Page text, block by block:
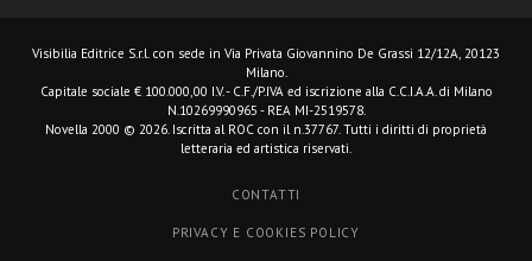
Visibilia Editrice S.r.l. con sede in Via Privata Giovannino De Grassi 12/12A, 20123
Milano.
Capitale sociale € 100.000,00 I.V. - C.F./P.IVA ed iscrizione alla C.C.I.A.A. di Milano
N.10269990965 - REA MI-2519578.
Novella 2000 © 2026. Iscritta al ROC con il n.37767. Tutti i diritti di proprietà
letteraria ed artistica riservati.
CONTATTI
PRIVACY E COOKIES POLICY